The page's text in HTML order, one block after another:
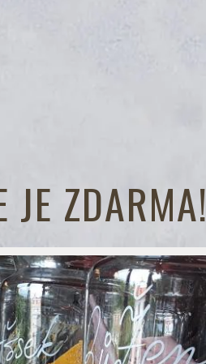
JE ZDARMA!